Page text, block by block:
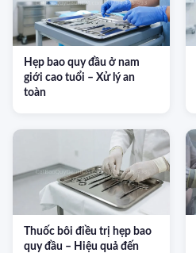
Hẹp bao quy đầu ở nam
giới cao tuổi – Xử lý an
toàn
Thuốc bôi điều trị hẹp bao
quy đầu – Hiệu quả đến